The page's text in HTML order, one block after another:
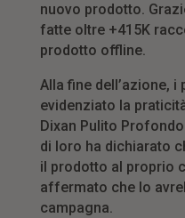
nuovo prodotto.
fatte oltre +415K
prodotto offline.
Alla fine dell’azione, i
evidenziato la
Dixan Pulito
di loro ha dichiarato
il prodotto al proprio
affermato che lo
campagna.